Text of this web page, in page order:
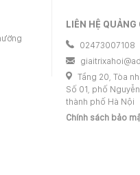
LIÊN HỆ QUẢNG
02473007108
Tầng 20, Tòa
Số 01, phố
thành phố Hà Nội
Chính sách bảo